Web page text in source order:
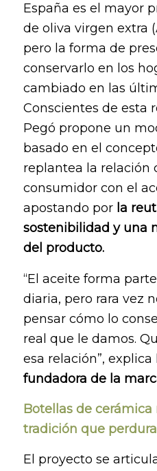
España es el mayor
de oliva virgen extra
pero la forma de
conservarlo en los
cambiado en las
Conscientes de esta
Pegó propone un
basado en el
replantea la relación
consumidor con el
apostando porla
sostenibilidad y una
del producto.
“El aceite forma
diaria, pero rara vez
pensar cómo lo
real que le damos.
esa relación”, explica
fundadora de la
Botellas de cerámica
tradición que perdura
El proyecto se